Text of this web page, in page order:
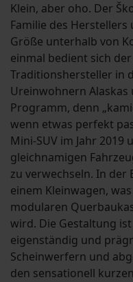
Klein, aber oho. Der
Familie des
Größe unterhalb von
einmal bedient sich
Traditionshersteller in
Ureinwohnern
Programm, denn
wenn etwas perfekt
Mini-SUV im Jahr
gleichnamigen
zu verwechseln. In der
einem Kleinwagen,
modularen
wird. Die Gestaltung
eigenständig und
Scheinwerfern und
den sensationell